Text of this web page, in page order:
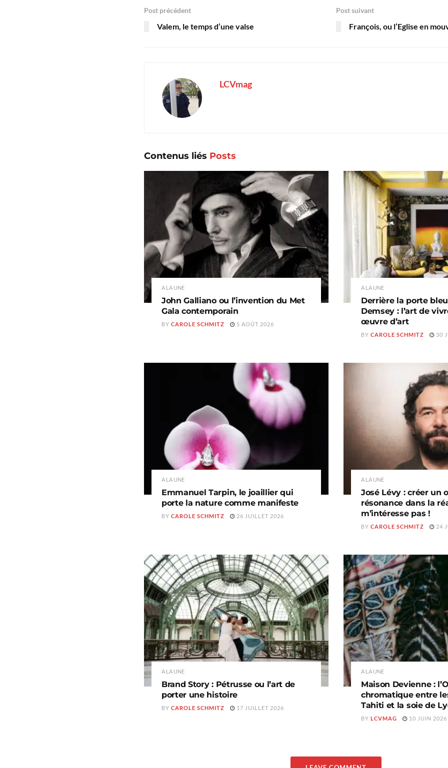
Post précédent
Valem, le temps d’une valse
Post suivant
François, ou l’Eglise en
LCVmag
Contenus liés Posts
A LA UNE
John Galliano ou l’invention du Met
Gala contemporain
BY CAROLE SCHMITZ 5 AOÛT 2026
A LA UNE
Derrière la porte
Demsey : l’art de
œuvre d’art
BY CAROLE SCHMITZ 30
A LA UNE
Emmanuel Tarpin, le joaillier qui
porte la nature comme manifeste
BY CAROLE SCHMITZ 26 JUILLET 2026
A LA UNE
José Lévy : créer un
résonance dans la
m’intéresse pas !
BY CAROLE SCHMITZ 24
A LA UNE
Brand Story : Pétrusse ou l’art de
porter une histoire
BY CAROLE SCHMITZ 17 JUILLET 2026
A LA UNE
Maison Devienne :
chromatique entre
Tahiti et la soie de
BY LCVMAG 10 JUIN 2026